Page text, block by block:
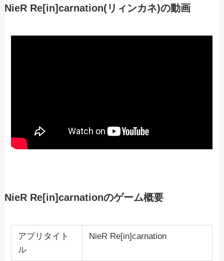
NieR Re[in]carnation(リィンカネ)の動画
NieR Re[in]carnationのゲーム概要
アプリタイト
ル
NieR Re[in]carnation